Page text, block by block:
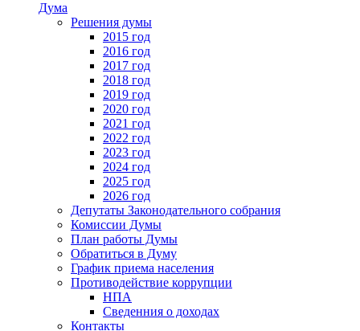
Дума
Решения думы
2015 год
2016 год
2017 год
2018 год
2019 год
2020 год
2021 год
2022 год
2023 год
2024 год
2025 год
2026 год
Депутаты Законодательного собрания
Комиссии Думы
План работы Думы
Обратиться в Думу
График приема населения
Противодействие коррупции
НПА
Сведенния о доходах
Контакты